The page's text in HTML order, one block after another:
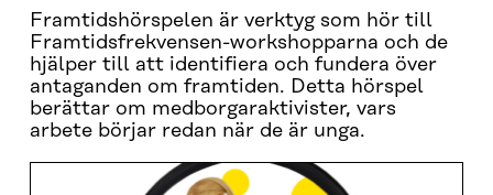
Framtidshörspelen är verktyg som hör till
Framtidsfrekvensen-workshopparna och de
hjälper till att identifiera och fundera över
antaganden om framtiden. Detta hörspel
berättar om medborgaraktivister, vars
arbete börjar redan när de är unga.